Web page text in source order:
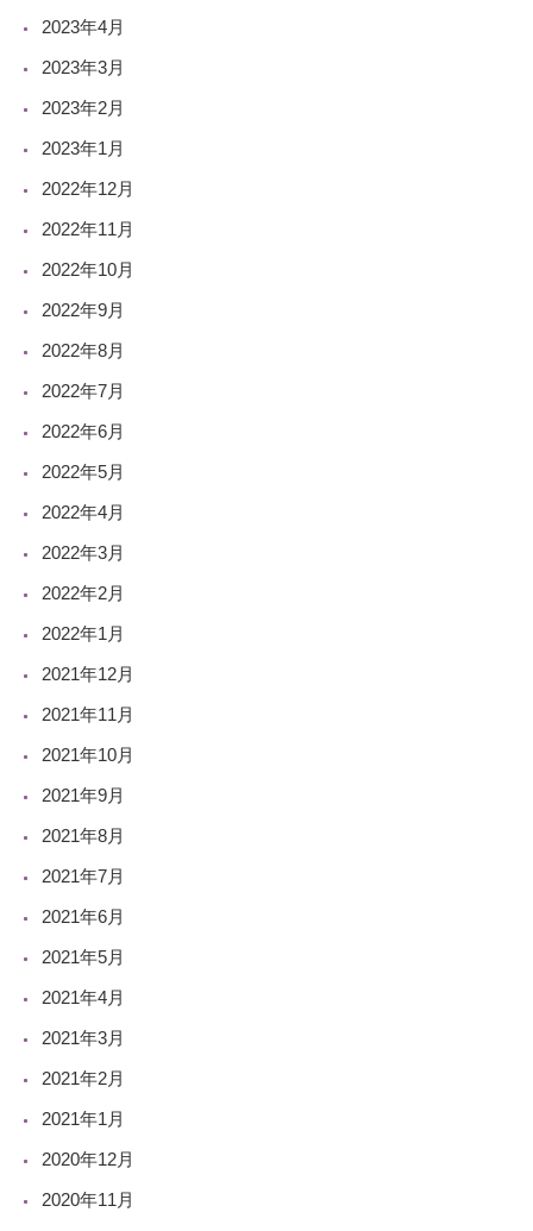
2023年4月
2023年3月
2023年2月
2023年1月
2022年12月
2022年11月
2022年10月
2022年9月
2022年8月
2022年7月
2022年6月
2022年5月
2022年4月
2022年3月
2022年2月
2022年1月
2021年12月
2021年11月
2021年10月
2021年9月
2021年8月
2021年7月
2021年6月
2021年5月
2021年4月
2021年3月
2021年2月
2021年1月
2020年12月
2020年11月